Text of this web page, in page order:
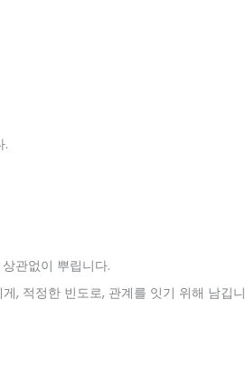
.
관없이 뿌립니다.
, 적정한 빈도로, 관계를 잇기 위해 남깁